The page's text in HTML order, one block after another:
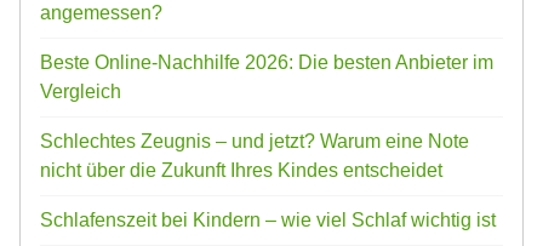
angemessen?
Beste Online-Nachhilfe 2026: Die besten Anbieter im
Vergleich
Schlechtes Zeugnis – und jetzt? Warum eine Note
nicht über die Zukunft Ihres Kindes entscheidet
Schlafenszeit bei Kindern – wie viel Schlaf wichtig ist